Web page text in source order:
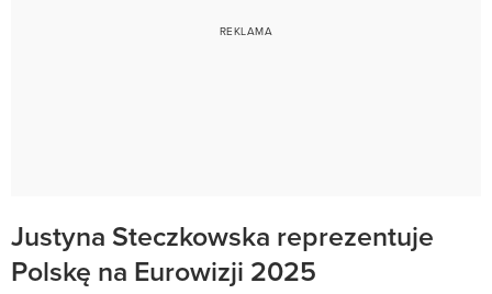
Justyna Steczkowska reprezentuje
Polskę na Eurowizji 2025